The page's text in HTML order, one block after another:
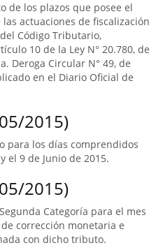
de los plazos que posee el
actuaciones de fiscalización
Código Tributario,
10 de la Ley N° 20.780, de
Deroga Circular N° 49, de
en el Diario Oficial de
2015)
para los días comprendidos
el 9 de Junio de 2015.
2015)
Categoría para el mes
corrección monetaria e
con dicho tributo.